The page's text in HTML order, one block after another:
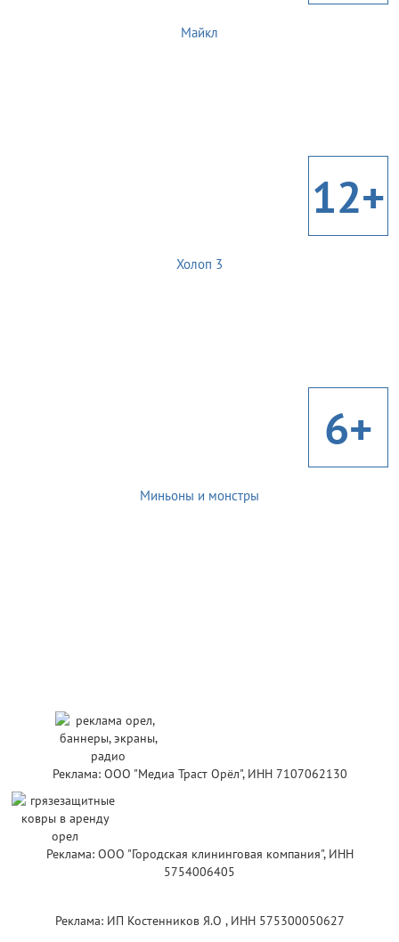
Майкл
12+
Холоп 3
6+
Миньоны и монстры
Реклама: ООО "Медиа Траст Орёл", ИНН 7107062130
Реклама: ООО "Городская клининговая компания", ИНН
5754006405
Реклама: ИП Костенников Я.О , ИНН 575300050627